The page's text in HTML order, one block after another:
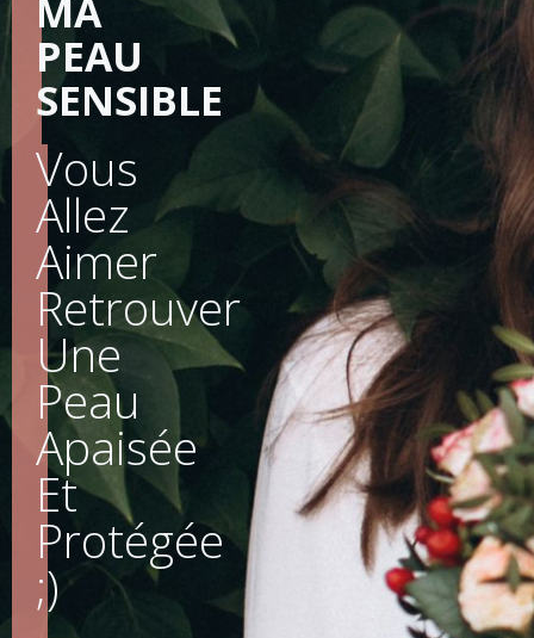
MA
PEAU
SENSIBLE
Vous
Allez
Aimer
Retrouver
Une
Peau
Apaisée
Et
Protégée
;)